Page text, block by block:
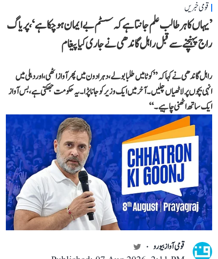
قومی خبریں
’یہاں کا ہر طالب علم جانتا ہے کہ سسٹم بے ایمان ہو چکا ہے‘، پریاگ
راج پہنچنے سے قبل راہل گاندھی نے جاری کیا پیغام
راہل گاندھی نے کہا کہ ’’کوٹا میں طلبا بولے، دہرادون میں پھر آواز اٹھی، اور دہلی میں
انہی بچوں پر لاٹھیاں چلیں۔ آخر میں ایک وزیر کو جانا پڑا۔ یہ حکومت جھکتی ہے، بس آواز
ایک ساتھ اٹھنی چاہیے۔‘‘
قومی آواز بیورو